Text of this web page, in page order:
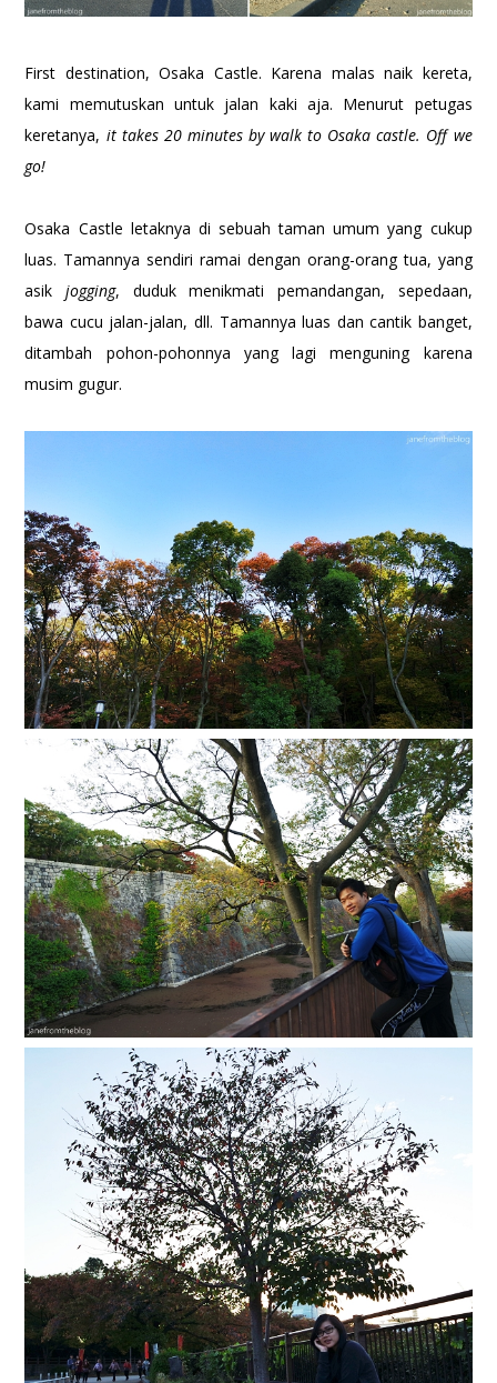
First destination, Osaka Castle. Karena malas naik kereta,
kami memutuskan untuk jalan kaki aja. Menurut petugas
keretanya, it takes 20 minutes by walk to Osaka castle. Off we
go!
Osaka Castle letaknya di sebuah taman umum yang cukup
luas. Tamannya sendiri ramai dengan orang-orang tua, yang
asikjogging, duduk menikmati pemandangan, sepedaan,
bawa cucu jalan-jalan, dll. Tamannya luas dan cantik banget,
ditambah pohon-pohonnya yang lagi menguning karena
musim gugur.